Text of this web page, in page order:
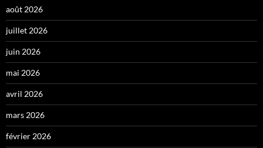
août 2026
juillet 2026
juin 2026
mai 2026
avril 2026
mars 2026
février 2026